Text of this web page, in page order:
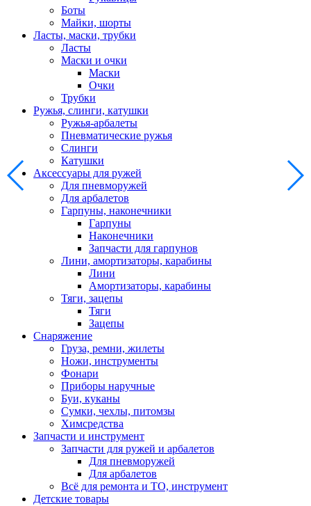
Боты
Майки, шорты
Ласты, маски, трубки
Ласты
Маски и очки
Маски
Очки
Трубки
Ружья, слинги, катушки
Ружья-арбалеты
Пневматические ружья
Слинги
Катушки
Аксессуары для ружей
Для пневморужей
Для арбалетов
Гарпуны, наконечники
Гарпуны
Наконечники
Запчасти для гарпунов
Лини, амортизаторы, карабины
Лини
Амортизаторы, карабины
Тяги, зацепы
Тяги
Зацепы
Снаряжение
Груза, ремни, жилеты
Ножи, инструменты
Фонари
Приборы наручные
Буи, куканы
Сумки, чехлы, питомзы
Химсредства
Запчасти и инструмент
Запчасти для ружей и арбалетов
Для пневморужей
Для арбалетов
Всё для ремонта и ТО, инструмент
Детские товары